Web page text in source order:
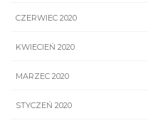
CZERWIEC 2020
KWIECIEŃ 2020
MARZEC 2020
STYCZEŃ 2020